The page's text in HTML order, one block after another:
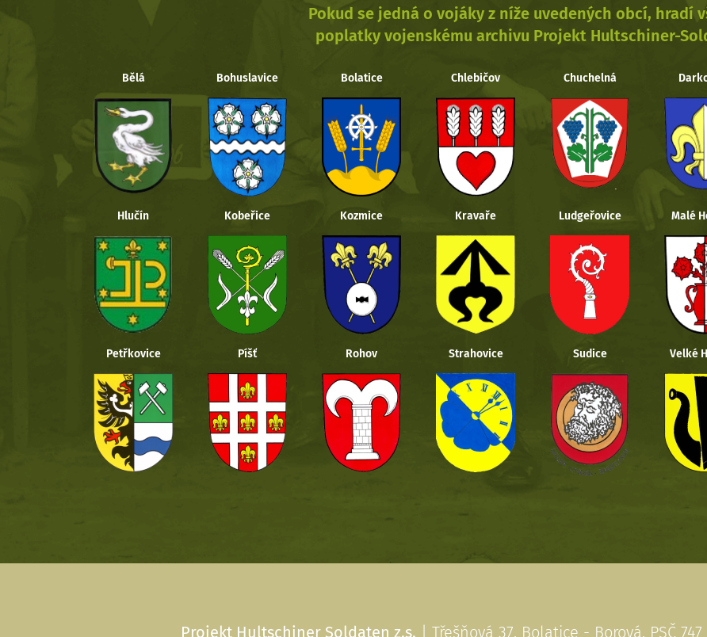
Pokud se jedná o vojáky z níže uvedených obcí, hradí
poplatky vojenskému archivu Projekt Hultschiner-
Bělá Bohuslavice Bolatice Chlebičov Chuchelná
Hlučín Kobeřice Kozmice Kravaře Ludgeřovice Malé
Petřkovice Píšť Rohov Strahovice Sudice Velké
Projekt Hultschiner Soldaten z.s. | Třešňová 37, Bolatice - Borová, PSČ 747